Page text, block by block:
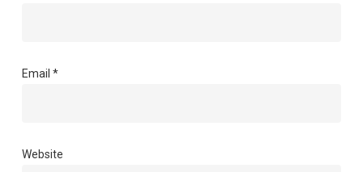
Email *
Website